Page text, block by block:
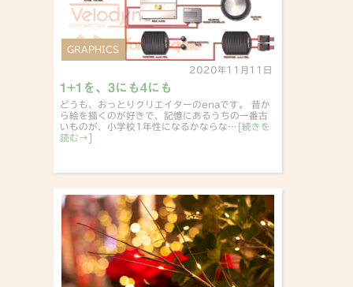
GRAPHICS
2020年11月11日
1+1を、3にも4にも
どうも、おっとりクリエイターのenaです。 昔か
ら絵を描くのが好きで、記憶にあるうちの一番古
いものが、小学校1年性になるかならな… [続きを
読む→]